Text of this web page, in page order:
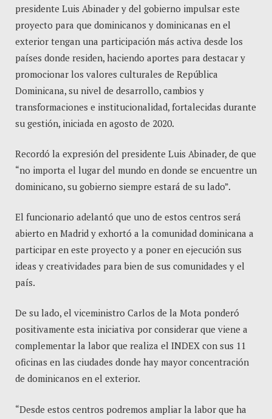
presidente Luis Abinader y del gobierno impulsar este
proyecto para que dominicanos y dominicanas en el
exterior tengan una participación más activa desde los
países donde residen, haciendo aportes para destacar y
promocionar los valores culturales de República
Dominicana, su nivel de desarrollo, cambios y
transformaciones e institucionalidad, fortalecidas durante
su gestión, iniciada en agosto de 2020.
Recordó la expresión del presidente Luis Abinader, de que
“no importa el lugar del mundo en donde se encuentre un
dominicano, su gobierno siempre estará de su lado”.
El funcionario adelantó que uno de estos centros será
abierto en Madrid y exhortó a la comunidad dominicana a
participar en este proyecto y a poner en ejecución sus
ideas y creatividades para bien de sus comunidades y el
país.
De su lado, el viceministro Carlos de la Mota ponderó
positivamente esta iniciativa por considerar que viene a
complementar la labor que realiza el INDEX con sus 11
oficinas en las ciudades donde hay mayor concentración
de dominicanos en el exterior.
“Desde estos centros podremos ampliar la labor que ha